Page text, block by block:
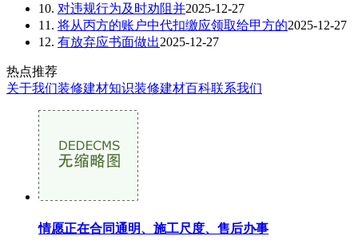
10. 对违规行为及时劝阻并2025-12-27
11. 将从丙方的账户中代扣缴应领取给甲方的2025-12-27
12. 有放弃应书面做出2025-12-27
热点推荐
关于我们装修建材知识装修建材百科联系我们
情愿正在合同通明、施工尺度、售后办事